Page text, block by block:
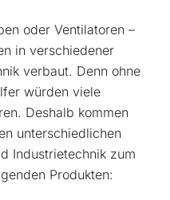
oder Ventilatoren –
in verschiedener
verbaut. Denn ohne
würden viele
Deshalb kommen
unterschiedlichen
Industrietechnik zum
Produkten: